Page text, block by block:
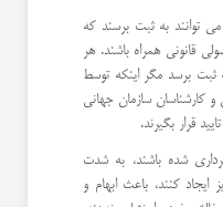
می توانند به ثبت برسند که
قانونی همراه باشند. هر
ثبت برسد مگر اینکه توسط
و کارشناسان سازمان جهانی
شده باشند، به شدت
ایجاد کنند، باعث ابهام و